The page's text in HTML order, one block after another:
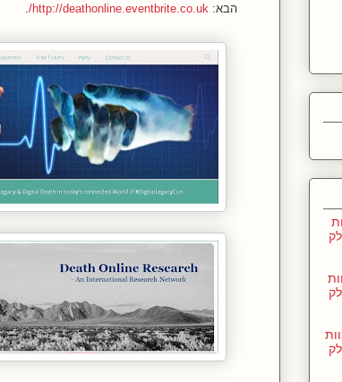
הבא: http://deathonline.eventbrite.co.uk/